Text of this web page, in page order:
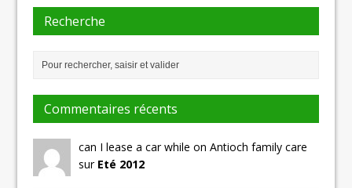
Recherche
Commentaires récents
can I lease a car while on Antioch family care
sur Eté 2012